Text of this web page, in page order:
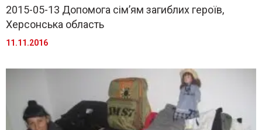
2015-05-13 Допомога сім’ям загиблих героїв,
Херсонська область
11.11.2016